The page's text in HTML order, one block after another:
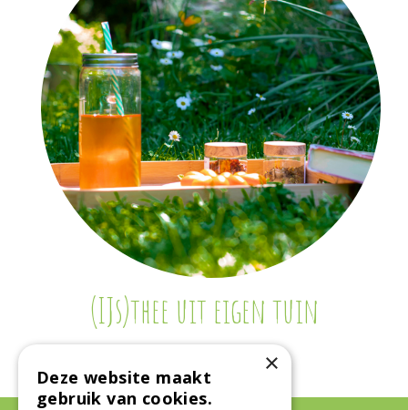
(IJs)thee uit eigen tuin
×
Deze website maakt
gebruik van cookies.